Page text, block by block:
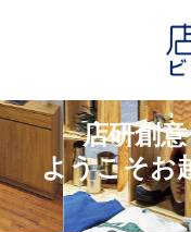
店研創
ようこそお